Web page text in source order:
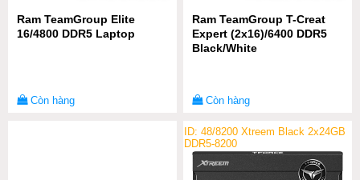
Ram TeamGroup Elite
16/4800 DDR5 Laptop
Còn hàng
Ram TeamGroup T-Creat
Expert (2x16)/6400 DDR5
Black/White
Còn hàng
ID: 48/8200 Xtreem Black 2x24GB
DDR5-8200